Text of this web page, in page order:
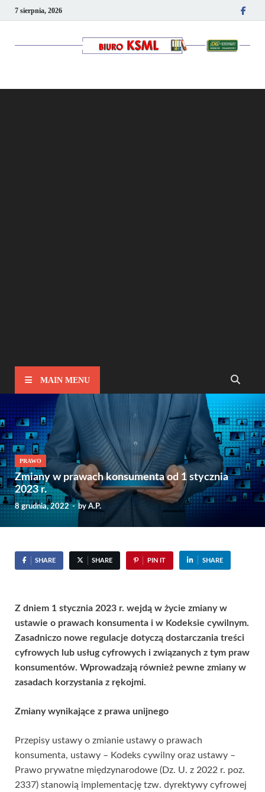
7 sierpnia, 2026
MAIN MENU
PRAWO
Zmiany w prawach konsumenta od 1 stycznia
2023 r.
8 grudnia, 2022 - by A.P.
SHARE SHARE PIN IT SHARE
Z dniem 1 stycznia 2023 r. wejdą w życie zmiany w
ustawie o prawach konsumenta i w Kodeksie cywilnym.
Zasadniczo nowe regulacje dotyczą dostarczania treści
cyfrowych lub usług cyfrowych i związanych z tym praw
konsumentów. Wprowadzają również pewne zmiany w
zasadach korzystania z rękojmi.
Zmiany wynikające z prawa unijnego
Przepisy ustawy o zmianie ustawy o prawach
konsumenta, ustawy – Kodeks cywilny oraz ustawy –
Prawo prywatne międzynarodowe (Dz. U. z 2022 r. poz.
2337) stanowią implementację tzw. dyrektywy cyfrowej